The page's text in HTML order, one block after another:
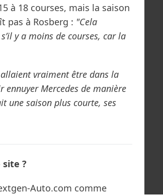
à 18 courses, mais la saison
pas à Rosberg : "Cela
y a moins de courses, car la
allaient vraiment être dans la
ennuyer Mercedes de manière
une saison plus courte, ses
?
Auto.com comme